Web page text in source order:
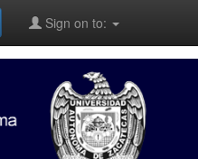
Sign on to: